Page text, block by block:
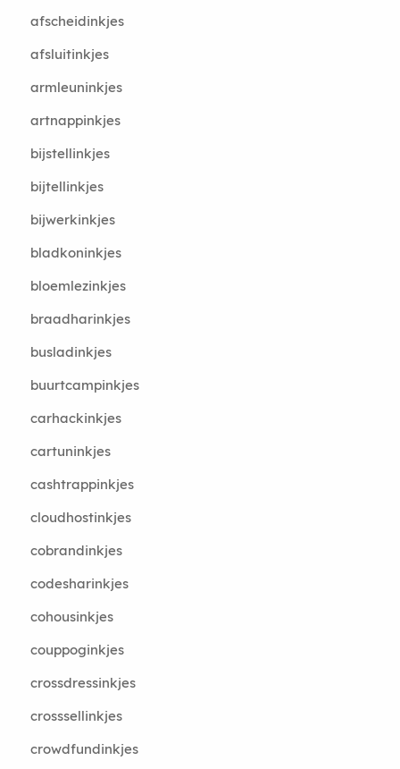
afscheidinkjes
afsluitinkjes
armleuninkjes
artnappinkjes
bijstellinkjes
bijtellinkjes
bijwerkinkjes
bladkoninkjes
bloemlezinkjes
braadharinkjes
busladinkjes
buurtcampinkjes
carhackinkjes
cartuninkjes
cashtrappinkjes
cloudhostinkjes
cobrandinkjes
codesharinkjes
cohousinkjes
couppoginkjes
crossdressinkjes
crosssellinkjes
crowdfundinkjes